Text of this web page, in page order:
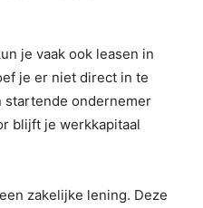
je vaak ook leasen in
je er niet direct in te
startende ondernemer
blijft je werkkapitaal
zakelijke lening. Deze